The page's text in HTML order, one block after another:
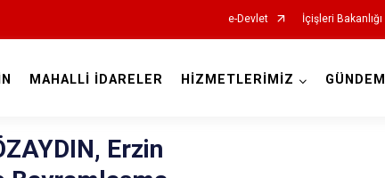
e-Devlet İçişleri Bakanlığı
MAHALLİ İDARELER HİZMETLERİMİZ GÜNDEM
Erzin